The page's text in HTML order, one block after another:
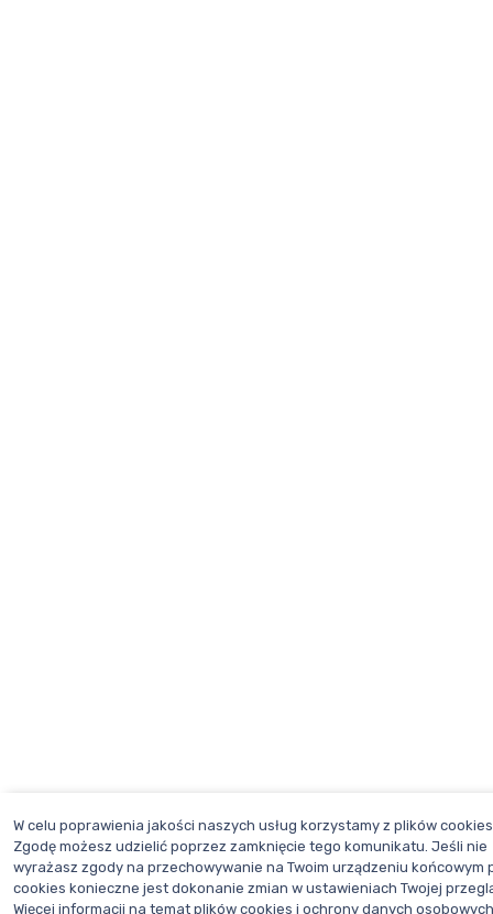
W celu poprawienia jakości naszych usług korzystamy z plików
Zgodę możesz udzielić poprzez zamknięcie tego komunikatu. Jeśli nie
wyrażasz zgody na przechowywanie na Twoim urządzeniu końcowym
cookies konieczne jest dokonanie zmian w ustawieniach Twojej
Więcej informacji na temat plików cookies i ochrony danych osobowych